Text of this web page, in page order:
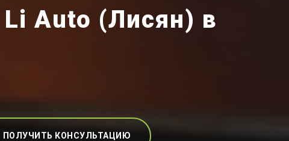
Auto (Лисян) в
ПОЛУЧИТЬ КОНСУЛЬТАЦИЮ